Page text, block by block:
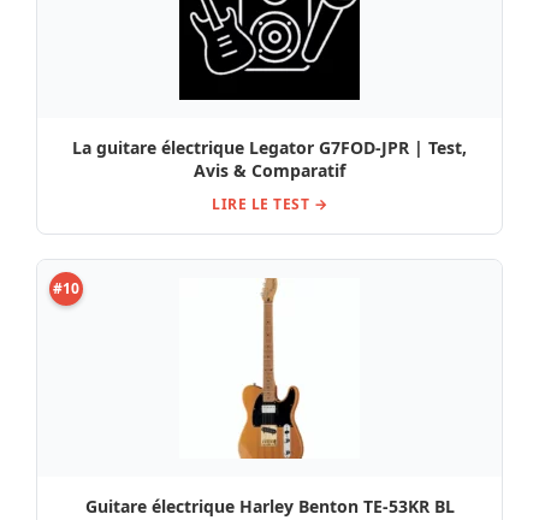
La guitare électrique Legator G7FOD-JPR | Test,
Avis & Comparatif
LIRE LE TEST →
#10
Guitare électrique Harley Benton TE-53KR BL